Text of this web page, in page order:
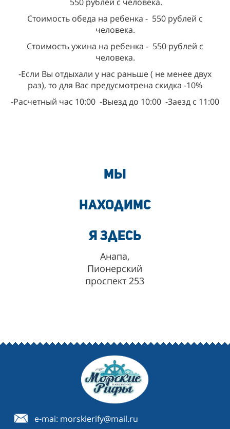
Стоимость обеда на ребенка - 550 рублей с
человека.
Стоимость ужина на ребенка - 550 рублей с
человека.
-Если Вы отдыхали у нас раньше ( не менее двух
раз), то для Вас предусмотрена скидка -10%
-Расчетный час 10:00 -Выезд до 10:00 -Заезд с 11:00
Мы
находимс
я здесь
Анапа,
Пионерский
проспект 253
e-mai: morskierify@mail.ru